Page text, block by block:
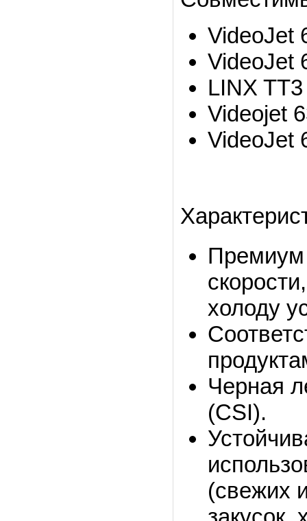
VideoJet
VideoJet
LINX
Videojet
VideoJet
Премиум
холоду
Черная
(CSI).
(свежих